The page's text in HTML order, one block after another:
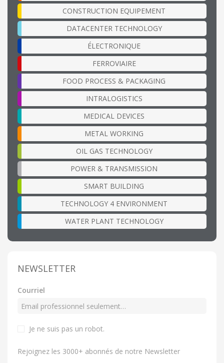
CONSTRUCTION EQUIPEMENT
DATACENTER TECHNOLOGY
ÉLECTRONIQUE
FERROVIAIRE
FOOD PROCESS & PACKAGING
INTRALOGISTICS
MEDICAL DEVICES
METAL WORKING
OIL GAS TECHNOLOGY
POWER & TRANSMISSION
SMART BUILDING
TECHNOLOGY 4 ENVIRONMENT
WATER PLANT TECHNOLOGY
NEWSLETTER
Courriel
Je ne suis pas un robot.
Rejoignez les 3000+ abonnés de notre Newsletter